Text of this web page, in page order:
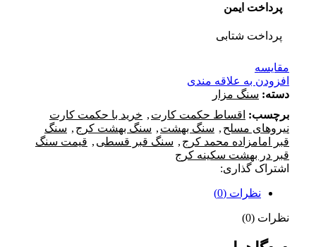
پرداخت ایمن
پرداخت شتابی
مقايسه
افزودن به علاقه مندی
دسته: سنگ مزار
برچسب: اقساط حکمت کارت , خرید با حکمت کارت
نیروهای مسلح , سنگ بهشت , سنگ بهشت کرج , سنگ
قبر امامزاده محمد کرج , سنگ قبر قسطی , قیمت سنگ
قبر در بهشت سکینه کرج
اشتراک گذاری:
نظرات (0)
نظرات (0)